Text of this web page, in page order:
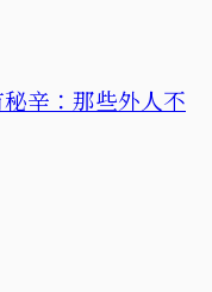
辛：那些外人不